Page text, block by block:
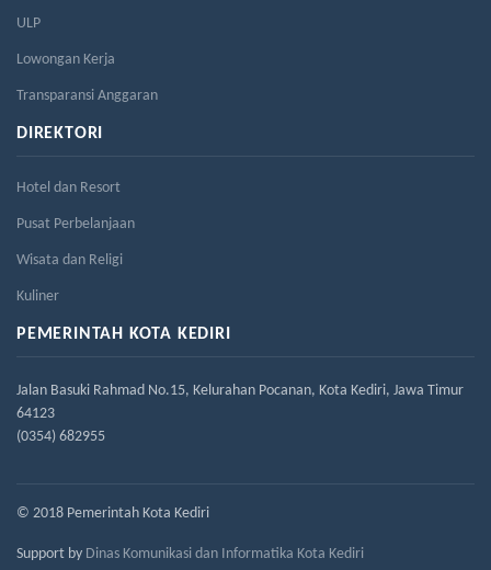
ULP
Lowongan Kerja
Transparansi Anggaran
DIREKTORI
Hotel dan Resort
Pusat Perbelanjaan
Wisata dan Religi
Kuliner
PEMERINTAH KOTA KEDIRI
Jalan Basuki Rahmad No.15, Kelurahan Pocanan, Kota Kediri, Jawa Timur
64123
(0354) 682955
© 2018 Pemerintah Kota Kediri
Support by Dinas Komunikasi dan Informatika Kota Kediri